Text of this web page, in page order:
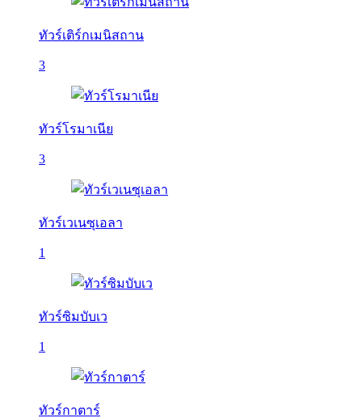
ทัวร์เติร์กเมนิสถาน
3
ทัวร์โรมาเนีย
3
ทัวร์เวเนซุเอลา
1
ทัวร์ซิมบับเว
1
ทัวร์กาตาร์